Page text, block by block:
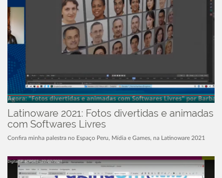
Latinoware 2021: Fotos divertidas e animadas
com Softwares Livres
Confira minha palestra no Espaço Peru, Mídia e Games, na Latinoware 2021